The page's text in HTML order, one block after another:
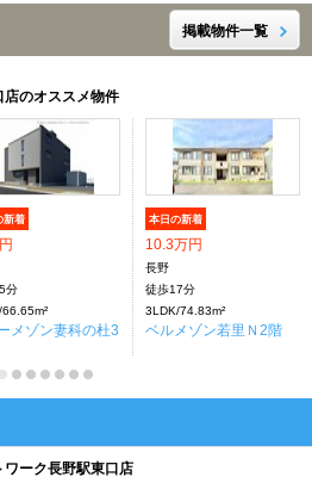
掲載物件一覧
店のオススメ物件
新着
分
メゾン妻科の杜3
本日の新着
10.3万円
長野
徒歩17分
3LDK/74.83m²
ベルメゾン若里Ｎ2階
ーク長野駅東口店